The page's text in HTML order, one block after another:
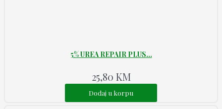
5% UREA REPAIR PLUS...
25,80 KM
Dodaj u korpu